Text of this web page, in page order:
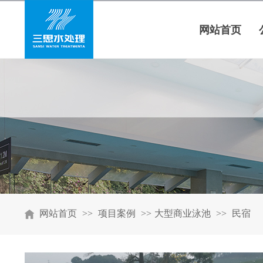
网站首页
网站首页 >> 项目案例 >> 大型商业泳池 >> 民宿